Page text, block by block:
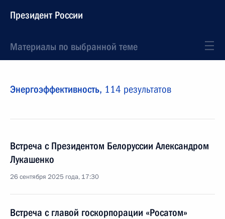
Президент России
Материалы по выбранной теме
Энергоэффективность, 114 результатов
Встреча с Президентом Белоруссии Александром
Лукашенко
26 сентября 2025 года, 17:30
Встреча с главой госкорпорации «Росатом»